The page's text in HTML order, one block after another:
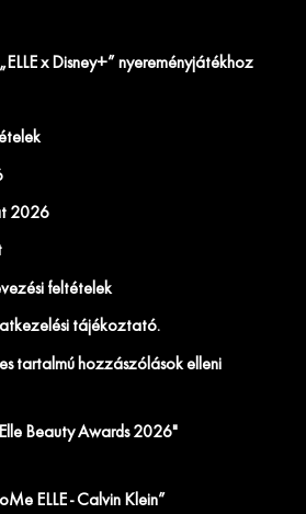
x Disney+” nyereményjátékhoz
2026
feltételek
tájékoztató.
tartalmú hozzászólások elleni
Beauty Awards 2026"
ELLE - Calvin Klein”